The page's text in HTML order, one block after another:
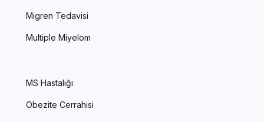
Migren Tedavisi
Multiple Miyelom
MS Hastalığı
Obezite Cerrahisi